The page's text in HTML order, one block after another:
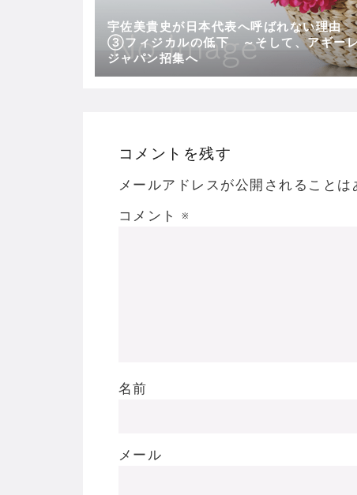
宇佐美貴史が日本代表へ呼ばれない理由
③フィジカルの低下 ～そして、アギー
ジャパン招集へ
コメントを残す
メールアドレスが公開されることは
コメント ※
名前
メール